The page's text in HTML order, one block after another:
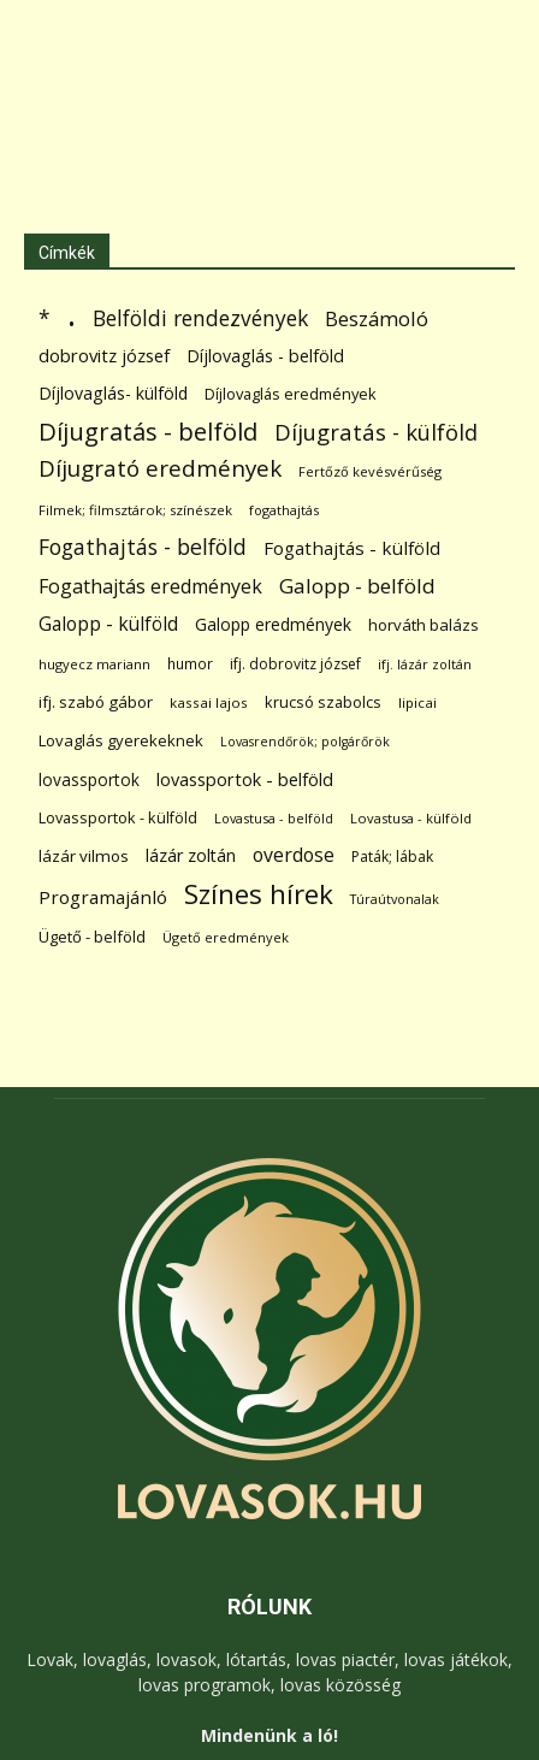
Címkék
* . Belföldi rendezvények Beszámoló
dobrovitz józsef
Díjlovaglás - belföld
Díjlovaglás- külföld
Díjlovaglás eredmények
Díjugratás - belföld Díjugratás - külföld
Díjugrató eredmények Fertőző kevésvérűség
Filmek; filmsztárok; színészek fogathajtás
Fogathajtás - belföld Fogathajtás - külföld
Fogathajtás eredmények Galopp - belföld
Galopp - külföld Galopp eredmények horváth balázs
hugyecz mariann humor ifj. dobrovitz józsef ifj. lázár zoltán
ifj. szabó gábor kassai lajos krucsó szabolcs lipicai
Lovaglás gyerekeknek Lovasrendőrök; polgárőrök
lovassportok lovassportok - belföld
Lovassportok - külföld Lovastusa - belföld Lovastusa - külföld
lázár vilmos lázár zoltán overdose Paták; lábak
Programajánló Színes hírek Túraútvonalak
Ügető - belföld Ügető eredmények
RÓLUNK
Lovak, lovaglás, lovasok, lótartás, lovas piactér, lovas játékok,
lovas programok, lovas közösség
Mindenünk a ló!